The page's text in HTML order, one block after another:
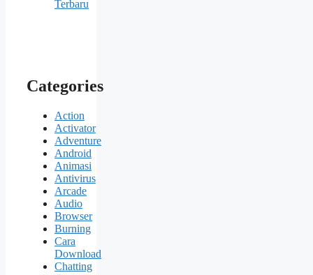
Terbaru
Categories
Action
Activator
Adventure
Android
Animasi
Antivirus
Arcade
Audio
Browser
Burning
Cara
Download
Chatting